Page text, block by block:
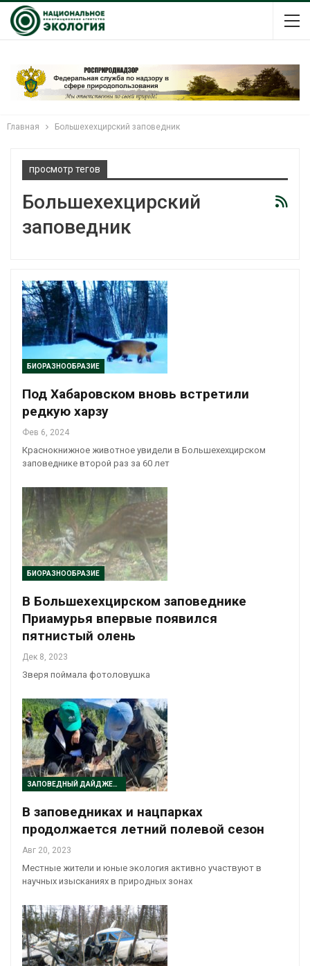
Главная Большехехцирский заповедник
просмотр тегов
Большехехцирский
заповедник
БИОРАЗНООБРАЗИЕ
Под Хабаровском вновь встретили
редкую харзу
Фев 6, 2024
Краснокнижное животное увидели в Большехехцирском
заповеднике второй раз за 60 лет
БИОРАЗНООБРАЗИЕ
В Большехехцирском заповеднике
Приамурья впервые появился
пятнистый олень
Дек 8, 2023
Зверя поймала фотоловушка
ЗАПОВЕДНЫЙ ДАЙДЖЕСТ
В заповедниках и нацпарках
продолжается летний полевой сезон
Авг 20, 2023
Местные жители и юные экология активно участвуют в
научных изысканиях в природных зонах